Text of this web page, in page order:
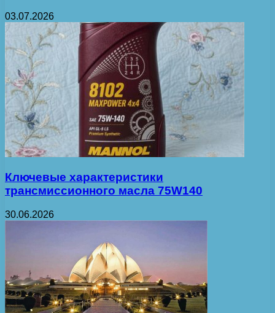
03.07.2026
Ключевые характеристики
трансмиссионного масла 75W140
30.06.2026